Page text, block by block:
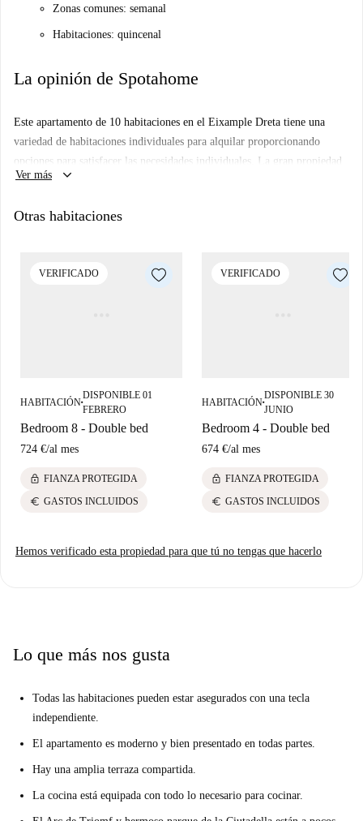
Zonas comunes: semanal
Habitaciones: quincenal
La opinión de Spotahome
Este apartamento de 10 habitaciones en el Eixample Dreta tiene una
variedad de habitaciones individuales para alquilar proporcionando
opciones para satisfacer las necesidades individuales. La gran propiedad
de 360 ​​m² está equipada de calefacción central y aire acondicionado wiht
lavadora y televisión.
Glòries, y la Universidad de Barcelona. Como se puede esperar de esta
ubicación central, se encuentran varias opciones de transporte público,
Ver más keyboard_arrow_down
Otras habitaciones
VERIFICADO
HABITACIÓN■
DISPONIBLE 01
FEBRERO
Bedroom 8 - Double bed
724 €/al mes
lock FIANZA PROTEGIDA
euro GASTOS INCLUIDOS
VERIFICADO
HABITACIÓN■
DISPONIBLE 30
JUNIO
Bedroom 4 - Double bed
674 €/al mes
lock FIANZA PROTEGIDA
euro GASTOS INCLUIDOS
Hemos verificado esta propiedad para que tú no tengas que hacerlo
Lo que más nos gusta
Todas las habitaciones pueden estar asegurados con una tecla
independiente.
El apartamento es moderno y bien presentado en todas partes.
Hay una amplia terraza compartida.
La cocina está equipada con todo lo necesario para cocinar.